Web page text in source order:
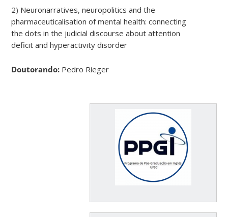
2) Neuronarratives, neuropolitics and the
pharmaceuticalisation of mental health: connecting
the dots in the judicial discourse about attention
deficit and hyperactivity disorder
Doutorando: Pedro Rieger